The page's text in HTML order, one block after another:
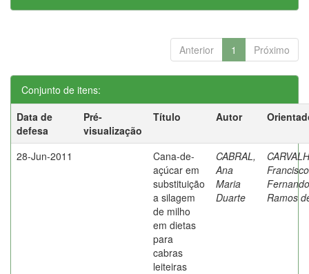
Anterior 1 Próximo
Conjunto de itens:
Data de
defesa
Pré-
visualização
Título Autor
28-Jun-2011
Cana-de-
açúcar em
substituição
a silagem
de milho
em dietas
para
cabras
leiteiras
CABRAL,
Ana
Maria
Duarte
Francisco
Fernando
Ramos